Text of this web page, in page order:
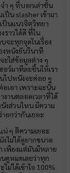
า ๆ ที่บอกเล่าชั้น
น slasher เข้ามา
ป็นแนวจิตวิทยา
ราวได้ดี ที่ใน
จะทุกจุดในเรื่อง
งหนังยันวินาที
ใส่ข้อมูลต่าง ๆ
อว์มาทีละชิ้นให้เรา
ไปหนังจะค่อย ๆ
เอา เพราะฉะนั้น
งานตลอดเวลาที่ได้
งส่วนไหน มีความ
ยกว่ากันเยอะ
ๆ ตีความเยอะ
ไม่ได้ดูยากขนาด
เพียงแต่มันมีหลาย
ดูหมดเลยว่าทุก
ม่ได้เข้าใจ 100%